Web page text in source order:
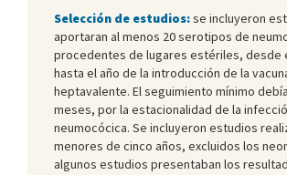
Selección de estudios:se incluyeron
aportaran al menos 20 serotipos de
procedentes de lugares estériles, desde
hasta el año de la introducción de la
heptavalente. El seguimiento mínimo
meses, por la estacionalidad de la
neumocócica. Se incluyeron estudios
menores de cinco años, excluidos los
algunos estudios presentaban los